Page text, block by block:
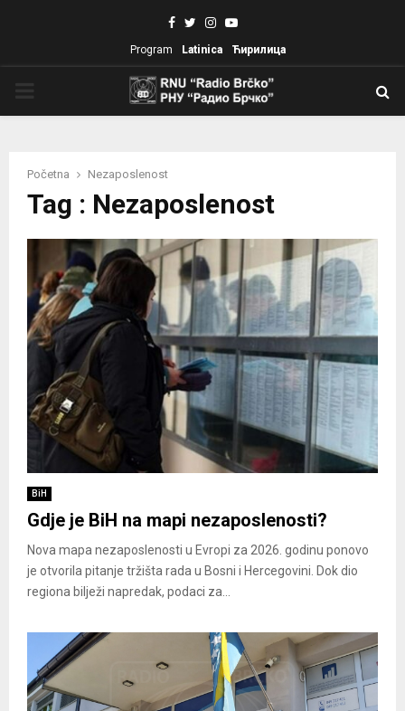
Facebook
TwitterInstagram
Youtube
Program Latinica Ћирилица
Početna Nezaposlenost
Tag : Nezaposlenost
BiH
Gdje je BiH na mapi nezaposlenosti?
Nova mapa nezaposlenosti u Evropi za 2026. godinu ponovo
je otvorila pitanje tržišta rada u Bosni i Hercegovini. Dok dio
regiona bilježi napredak, podaci za...